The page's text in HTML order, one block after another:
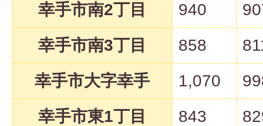
幸手市南2丁目
940
幸手市南3丁目
858
幸手市大字幸手
1,070
幸手市東1丁目
843